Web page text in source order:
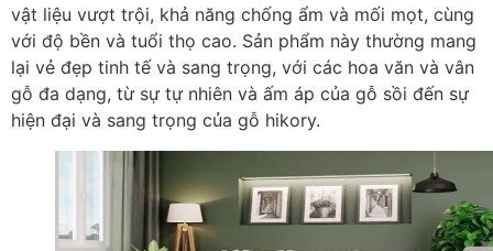
vật liệu vượt trội, khả năng chống ẩm và mối mọt, cùng
với độ bền và tuổi thọ cao. Sản phẩm này thường mang
lại vẻ đẹp tinh tế và sang trọng, với các hoa văn và vân
gỗ đa dạng, từ sự tự nhiên và ấm áp của gỗ sồi đến sự
hiện đại và sang trọng của gỗ hikory.